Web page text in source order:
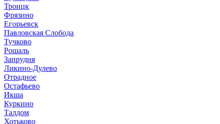
Троицк
Фрязино
Егорьевск
Павловская Слобода
Тучково
Рошаль
Запрудня
Ликино-Дулево
Отрадное
Остафьево
Икша
Куркино
Талдом
Хотьково